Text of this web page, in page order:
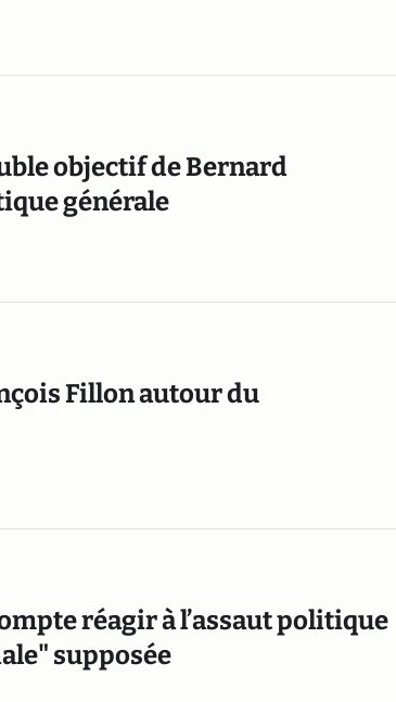
objectif de Bernard
générale
Fillon autour du
réagir à l’assaut politique
supposée